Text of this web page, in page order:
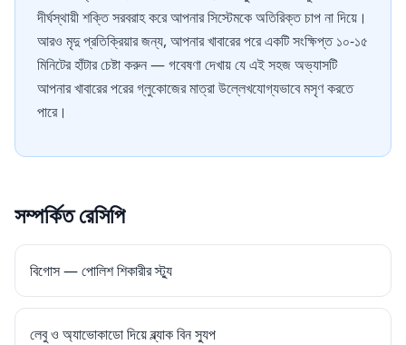
দীর্ঘস্থায়ী শক্তি সরবরাহ করে আপনার সিস্টেমকে অতিরিক্ত চাপ না দিয়ে।
আরও মৃদু প্রতিক্রিয়ার জন্য, আপনার খাবারের পরে একটি সংক্ষিপ্ত ১০-১৫
মিনিটের হাঁটার চেষ্টা করুন — গবেষণা দেখায় যে এই সহজ অভ্যাসটি
আপনার খাবারের পরের গ্লুকোজের মাত্রা উল্লেখযোগ্যভাবে মসৃণ করতে
পারে।
সম্পর্কিত রেসিপি
বিগোস — পোলিশ শিকারীর স্ট্যু
লেবু ও অ্যাভোকাডো দিয়ে ব্ল্যাক বিন স্যুপ